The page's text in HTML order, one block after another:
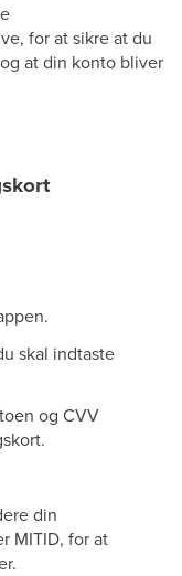
for at sikre at du
at din konto bliver
skal indtaste
og CVV
din
MITID, for at